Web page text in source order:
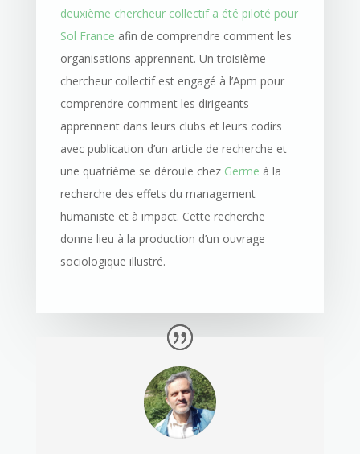
deuxième chercheur collectif a été piloté pour
Sol France afin de comprendre comment les
organisations apprennent. Un troisième
chercheur collectif est engagé à l’Apm pour
comprendre comment les dirigeants
apprennent dans leurs clubs et leurs codirs
avec publication d’un article de recherche et
une quatrième se déroule chez Germe à la
recherche des effets du management
humaniste et à impact. Cette recherche
donne lieu à la production d’un ouvrage
sociologique illustré.